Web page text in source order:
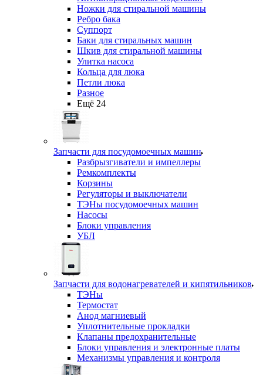
Ножки для стиральной машины
Ребро бака
Суппорт
Баки для стиральных машин
Шкив для стиральной машины
Улитка насоса
Кольца для люка
Петли люка
Разное
Ещё 24
Запчасти для посудомоечных машин
Разбрызгиватели и импеллеры
Ремкомплекты
Корзины
Регуляторы и выключатели
ТЭНы посудомоечных машин
Насосы
Блоки управления
УБЛ
Запчасти для водонагревателей и кипятильников
ТЭНы
Термостат
Анод магниевый
Уплотнительные прокладки
Клапаны предохранительные
Блоки управления и электронные платы
Механизмы управления и контроля